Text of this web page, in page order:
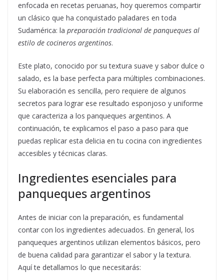
enfocada en recetas peruanas, hoy queremos compartir
un clásico que ha conquistado paladares en toda
Sudamérica: la preparación tradicional de panqueques al
estilo de cocineros argentinos.
Este plato, conocido por su textura suave y sabor dulce o
salado, es la base perfecta para múltiples combinaciones.
Su elaboración es sencilla, pero requiere de algunos
secretos para lograr ese resultado esponjoso y uniforme
que caracteriza a los panqueques argentinos. A
continuación, te explicamos el paso a paso para que
puedas replicar esta delicia en tu cocina con ingredientes
accesibles y técnicas claras.
Ingredientes esenciales para
panqueques argentinos
Antes de iniciar con la preparación, es fundamental
contar con los ingredientes adecuados. En general, los
panqueques argentinos utilizan elementos básicos, pero
de buena calidad para garantizar el sabor y la textura.
Aquí te detallamos lo que necesitarás: